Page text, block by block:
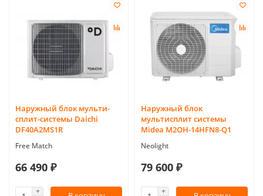
Наружный блок мульти-
сплит-системы Daichi
DF40A2MS1R
Free Match
66 490 ₽
Наружный блок
мультисплит системы
Midea M2OH-14HFN8-Q1
Neolight
79 600 ₽